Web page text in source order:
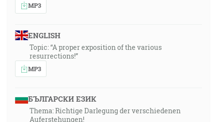
MP3
ENGLISH
Topic: “A proper exposition of the various
resurrections!”
MP3
БЪЛГАРСКИ ЕЗИК
Thema: Richtige Darlegung der verschiedenen
Auferstehungen!